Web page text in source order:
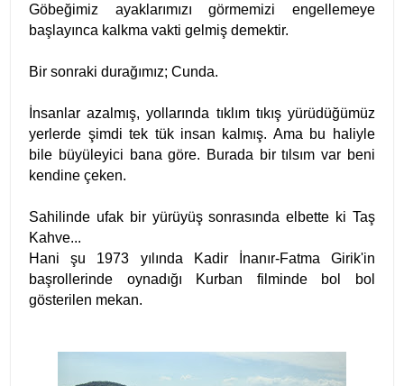
Göbeğimiz ayaklarımızı görmemizi engellemeye
başlayınca kalkma vakti gelmiş demektir.
Bir sonraki durağımız; Cunda.
İnsanlar azalmış, yollarında tıklım tıkış yürüdüğümüz
yerlerde şimdi tek tük insan kalmış. Ama bu haliyle
bile büyüleyici bana göre. Burada bir tılsım var beni
kendine çeken.
Sahilinde ufak bir yürüyüş sonrasında elbette ki Taş
Kahve...
Hani şu 1973 yılında
Kadir İnanır-Fatma Girik'in
başrollerinde oynadığı
Kurban filminde bol bol
gösterilen mekan.